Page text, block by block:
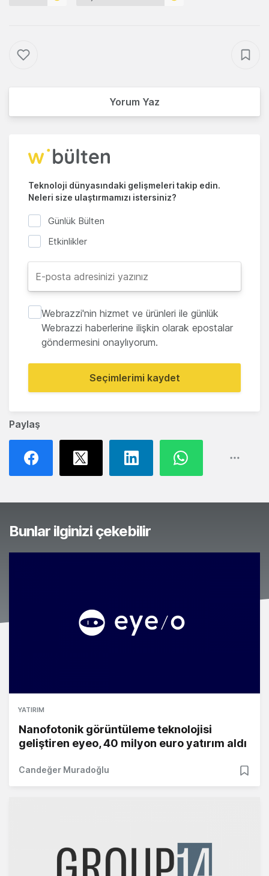
Paylaş
Yorum Yaz
Teknoloji dünyasındaki gelişmeleri takip edin.
Neleri size ulaştırmamızı istersiniz?
Günlük Bülten
Etkinlikler
Webrazzi'nin hizmet ve ürünleri ile günlük
Webrazzi haberlerine ilişkin olarak epostalar
göndermesini onaylıyorum.
Seçimlerimi kaydet
Bunlar ilginizi çekebilir
YATIRIM
Nanofotonik görüntüleme teknolojisi
geliştiren eyeo, 40 milyon euro yatırım aldı
Candeğer Muradoğlu